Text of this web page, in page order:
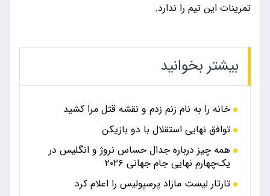
تمرینات این تیم را ندارد.
بیشتر بخوانید
خانه را به نام زنم زدم و نقشه قتل مرا کشید
توافق نهایی استقلال با دو بازیکن
همه چیز درباره جدال حساس نروژ و انگلیس در
یک‌چهارم نهایی جام جهانی ۲۰۲۶
تارتار لیست مازاد پرسپولیس را اعلام کرد